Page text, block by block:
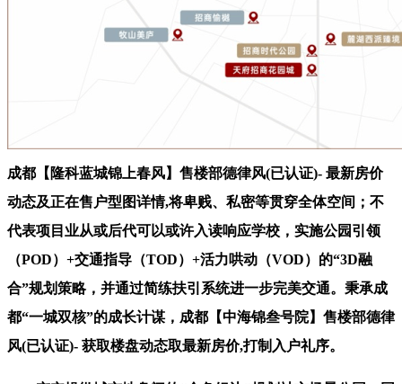
成都【隆科蓝城锦上春风】售楼部德律风(已认证)- 最新房价
动态及正在售户型图详情,将卑贱、私密等贯穿全体空间；不
代表项目业从或后代可以或许入读响应学校，实施公园引领
（POD）+交通指导（TOD）+活力哄动（VOD）的“3D融
合”规划策略，并通过简练扶引系统进一步完美交通。秉承成
都“一城双核”的成长计谋，成都【中海锦叁号院】售楼部德律
风(已认证)- 获取楼盘动态取最新房价,打制入户礼序。